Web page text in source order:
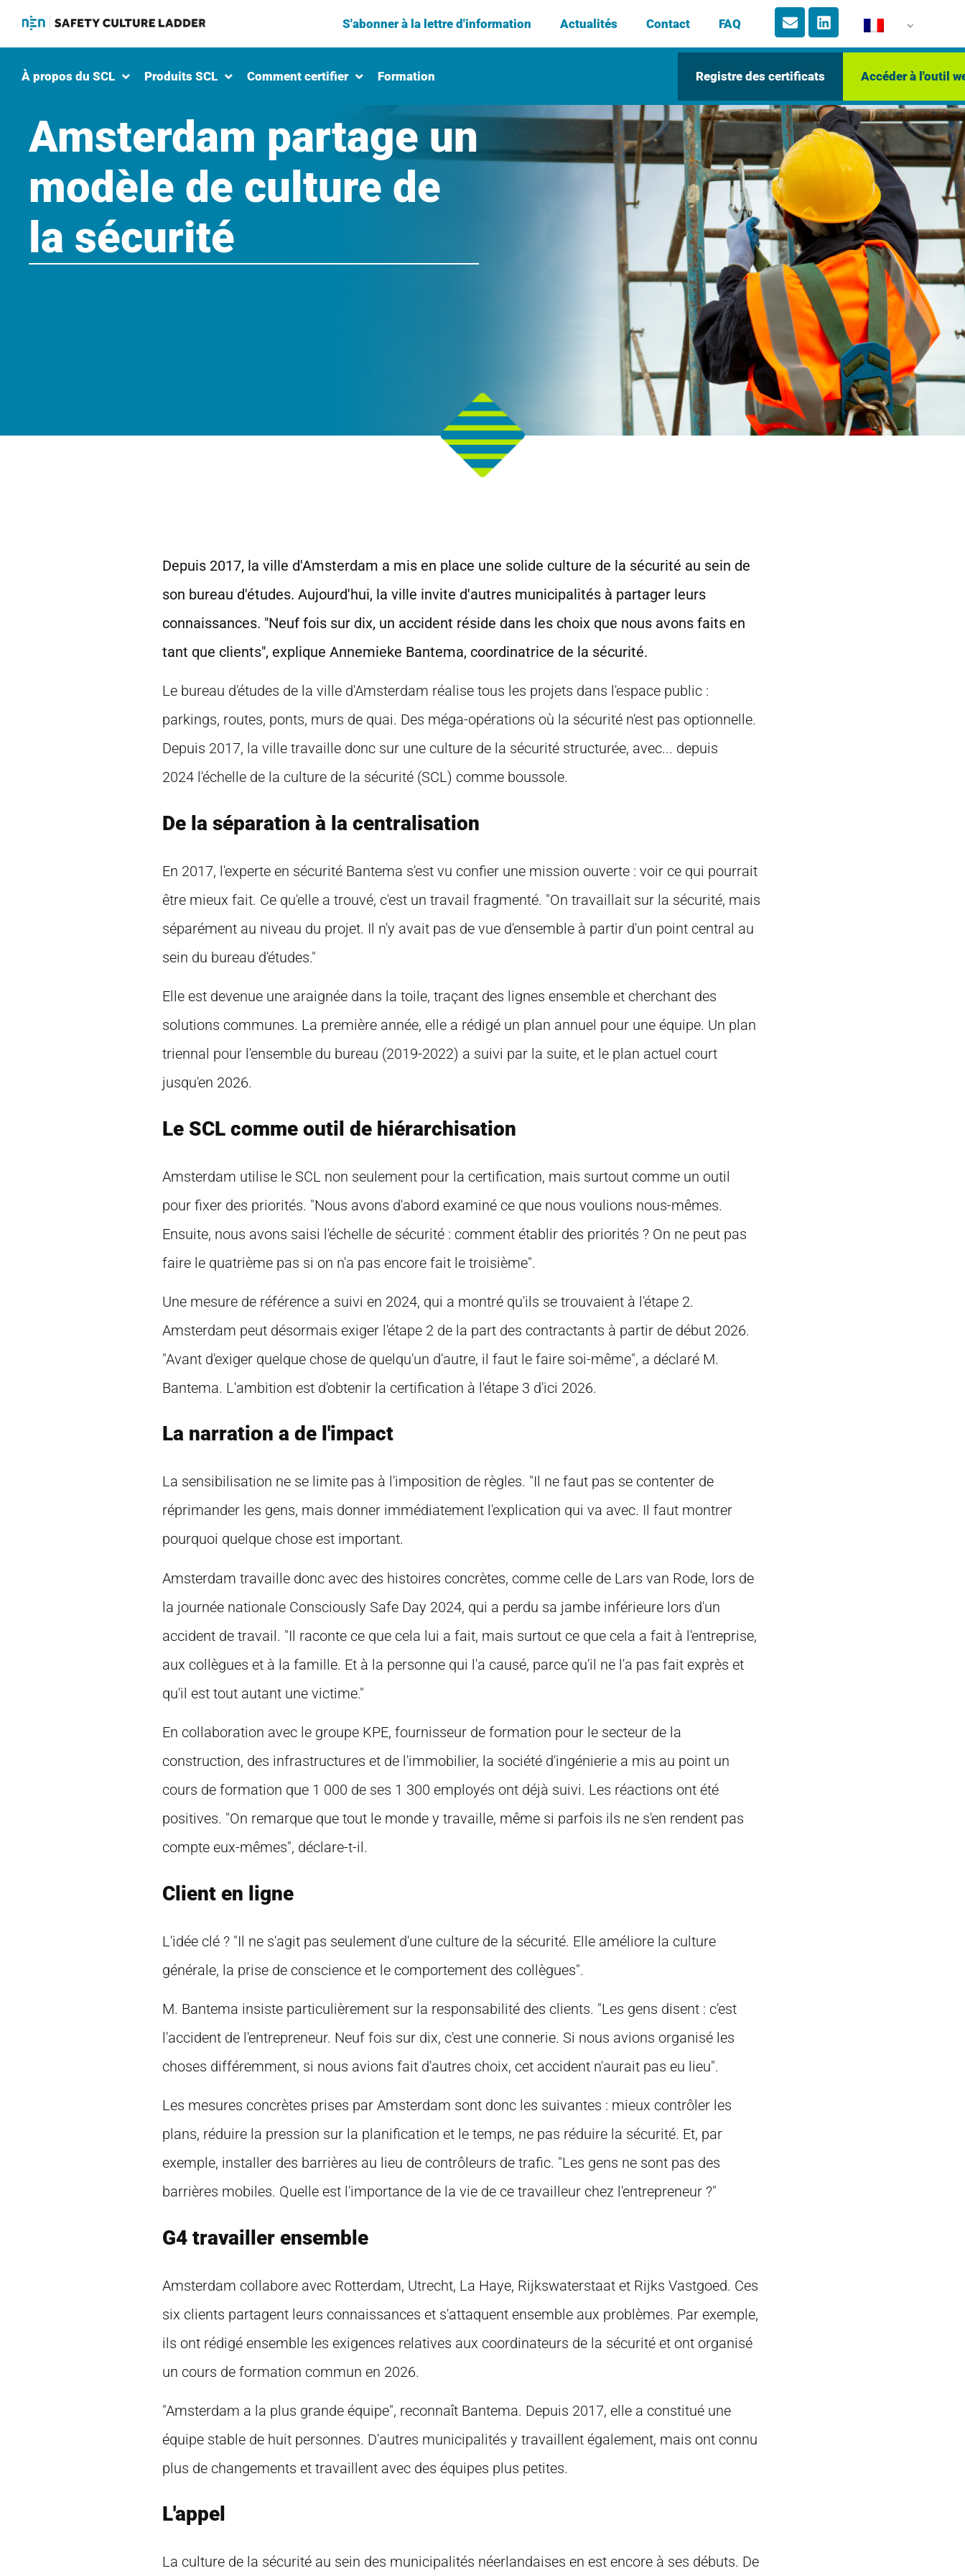
S'abonner à la lettre d'information Actualités Contact FAQ
À propos du SCL Produits SCL Comment certifier Formation Registre des certificats Accéder à l'outil
Amsterdam partage un
modèle de culture de
la sécurité
Depuis 2017, la ville d'Amsterdam a mis en place une solide culture de la sécurité au sein de
son bureau d'études. Aujourd'hui, la ville invite d'autres municipalités à partager leurs
connaissances. "Neuf fois sur dix, un accident réside dans les choix que nous avons faits en
tant que clients", explique Annemieke Bantema, coordinatrice de la sécurité.
Le bureau d'études de la ville d'Amsterdam réalise tous les projets dans l'espace public :
parkings, routes, ponts, murs de quai. Des méga-opérations où la sécurité n'est pas optionnelle.
Depuis 2017, la ville travaille donc sur une culture de la sécurité structurée, avec... depuis
2024 l'échelle de la culture de la sécurité (SCL) comme boussole.
De la séparation à la centralisation
En 2017, l'experte en sécurité Bantema s'est vu confier une mission ouverte : voir ce qui pourrait
être mieux fait. Ce qu'elle a trouvé, c'est un travail fragmenté. "On travaillait sur la sécurité, mais
séparément au niveau du projet. Il n'y avait pas de vue d'ensemble à partir d'un point central au
sein du bureau d'études."
Elle est devenue une araignée dans la toile, traçant des lignes ensemble et cherchant des
solutions communes. La première année, elle a rédigé un plan annuel pour une équipe. Un plan
triennal pour l'ensemble du bureau (2019-2022) a suivi par la suite, et le plan actuel court
jusqu'en 2026.
Le SCL comme outil de hiérarchisation
Amsterdam utilise le SCL non seulement pour la certification, mais surtout comme un outil
pour fixer des priorités. "Nous avons d'abord examiné ce que nous voulions nous-mêmes.
Ensuite, nous avons saisi l'échelle de sécurité : comment établir des priorités ? On ne peut pas
faire le quatrième pas si on n'a pas encore fait le troisième".
Une mesure de référence a suivi en 2024, qui a montré qu'ils se trouvaient à l'étape 2.
Amsterdam peut désormais exiger l'étape 2 de la part des contractants à partir de début 2026.
"Avant d'exiger quelque chose de quelqu'un d'autre, il faut le faire soi-même", a déclaré M.
Bantema. L'ambition est d'obtenir la certification à l'étape 3 d'ici 2026.
La narration a de l'impact
La sensibilisation ne se limite pas à l'imposition de règles. "Il ne faut pas se contenter de
réprimander les gens, mais donner immédiatement l'explication qui va avec. Il faut montrer
pourquoi quelque chose est important.
Amsterdam travaille donc avec des histoires concrètes, comme celle de Lars van Rode, lors de
la journée nationale Consciously Safe Day 2024, qui a perdu sa jambe inférieure lors d'un
accident de travail. "Il raconte ce que cela lui a fait, mais surtout ce que cela a fait à l'entreprise,
aux collègues et à la famille. Et à la personne qui l'a causé, parce qu'il ne l'a pas fait exprès et
qu'il est tout autant une victime."
En collaboration avec le groupe KPE, fournisseur de formation pour le secteur de la
construction, des infrastructures et de l'immobilier, la société d'ingénierie a mis au point un
cours de formation que 1 000 de ses 1 300 employés ont déjà suivi. Les réactions ont été
positives. "On remarque que tout le monde y travaille, même si parfois ils ne s'en rendent pas
compte eux-mêmes", déclare-t-il.
Client en ligne
L'idée clé ? "Il ne s'agit pas seulement d'une culture de la sécurité. Elle améliore la culture
générale, la prise de conscience et le comportement des collègues".
M. Bantema insiste particulièrement sur la responsabilité des clients. "Les gens disent : c'est
l'accident de l'entrepreneur. Neuf fois sur dix, c'est une connerie. Si nous avions organisé les
choses différemment, si nous avions fait d'autres choix, cet accident n'aurait pas eu lieu".
Les mesures concrètes prises par Amsterdam sont donc les suivantes : mieux contrôler les
plans, réduire la pression sur la planification et le temps, ne pas réduire la sécurité. Et, par
exemple, installer des barrières au lieu de contrôleurs de trafic. "Les gens ne sont pas des
barrières mobiles. Quelle est l'importance de la vie de ce travailleur chez l'entrepreneur ?"
G4 travailler ensemble
Amsterdam collabore avec Rotterdam, Utrecht, La Haye, Rijkswaterstaat et Rijks Vastgoed. Ces
six clients partagent leurs connaissances et s'attaquent ensemble aux problèmes. Par exemple,
ils ont rédigé ensemble les exigences relatives aux coordinateurs de la sécurité et ont organisé
un cours de formation commun en 2026.
"Amsterdam a la plus grande équipe", reconnaît Bantema. Depuis 2017, elle a constitué une
équipe stable de huit personnes. D'autres municipalités y travaillent également, mais ont connu
plus de changements et travaillent avec des équipes plus petites.
L'appel
La culture de la sécurité au sein des municipalités néerlandaises en est encore à ses débuts. De